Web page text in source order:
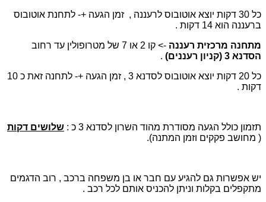
כל 30 דקות יוצא אוטובוס לרעננה , זמן הגעה +- לתחנת אוטובוס
ברעננה הוא 14 דקות .
מתחנה מרכזית רעננה -> קו 2 או 7 של מטרופולין עד רחוב
הסדנא 3 (קניון רעננים)
.
כל 20 דקות יוצא אוטובוס לסדנא 3 , זמן הגעה +- לתחנה זאת כ 10
דקות .
תזמון כולל הגעה מסודרת מהוד השרון לסדנא 3 כ :
שלושים דקות
( מחושב פקקים וזמן המתנה).
יש אפשרות גם להגיע עם חבר או בן משפחה ברכב , רוב הדגמים
מתקפלים בקלות וניתן להכניס אותם לכל רכב .